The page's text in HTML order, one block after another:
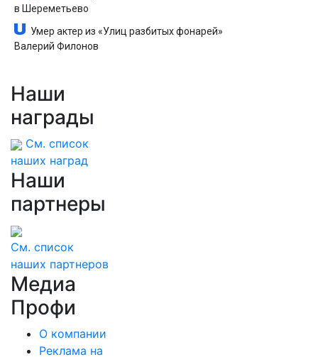
в Шереметьево
Умер актер из «Улиц разбитых фонарей»
Валерий Филонов
Наши
награды
См. список
наших наград
Наши
партнеры
См. список
наших партнеров
Медиа
Профи
О компании
Реклама на